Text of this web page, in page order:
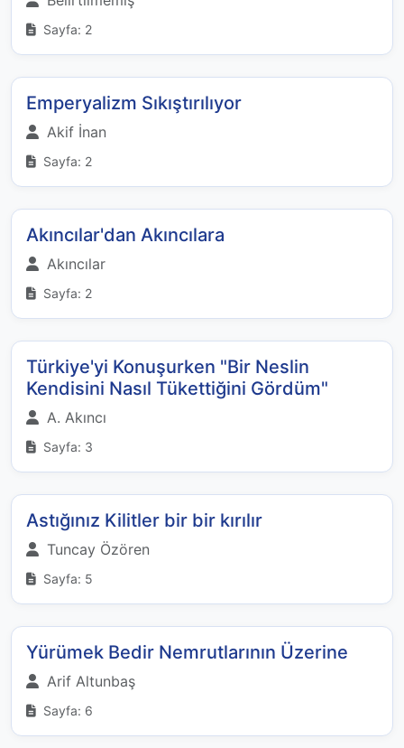
Sayfa: 2
Emperyalizm Sıkıştırılıyor
Akif İnan
Sayfa: 2
Akıncılar'dan Akıncılara
Akıncılar
Sayfa: 2
Türkiye'yi Konuşurken "Bir Neslin
Kendisini Nasıl Tükettiğini Gördüm"
A. Akıncı
Sayfa: 3
Astığınız Kilitler bir bir kırılır
Tuncay Özören
Sayfa: 5
Yürümek Bedir Nemrutlarının Üzerine
Arif Altunbaş
Sayfa: 6